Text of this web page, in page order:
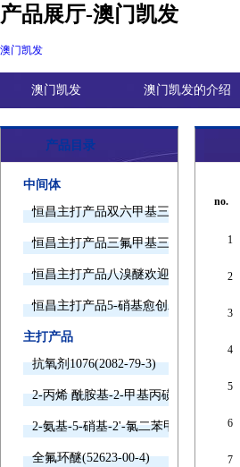
产品展厅-澳门凯发
澳门凯发
澳门凯发 澳门凯发的介绍
产品目录
中间体
恒昌主打产品双六甲基三胺欢迎询价
恒昌主打产品三氟甲基三甲基硅烷欢
恒昌主打产品八溴醚欢迎询价
恒昌主打产品5-硝基愈创木酚钠欢迎
主打产品
抗氧剂1076(2082-79-3)
2-丙烯 酰胺基-2-甲基丙磺酸(15214-89-
2-氨基-5-硝基-2'-氯二苯甲酮(2011-66-
全氟环醚(52623-00-4)
no.
1
2
3
4
5
6
7